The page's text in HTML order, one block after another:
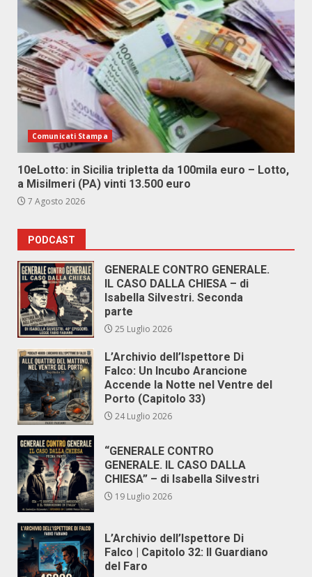
Comunicati Stampa
10eLotto: in Sicilia tripletta da 100mila euro – Lotto,
a Misilmeri (PA) vinti 13.500 euro
7 Agosto 2026
PODCAST
GENERALE CONTRO GENERALE.
IL CASO DALLA CHIESA – di
Isabella Silvestri. Seconda
parte
25 Luglio 2026
L’Archivio dell’Ispettore Di
Falco: Un Incubo Arancione
Accende la Notte nel Ventre del
Porto (Capitolo 33)
24 Luglio 2026
“GENERALE CONTRO
GENERALE. IL CASO DALLA
CHIESA” – di Isabella Silvestri
19 Luglio 2026
L’Archivio dell’Ispettore Di
Falco | Capitolo 32: Il Guardiano
del Faro